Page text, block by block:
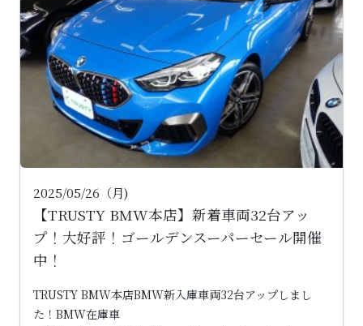
2025/05/26（月)
【TRUSTY BMW本店】新着車両32台アッ
プ！大好評！ゴールデンスーパーセール開催
中！
TRUSTY BMW本店BMW新入庫車両32台アップしまし
た！BMW在庫車